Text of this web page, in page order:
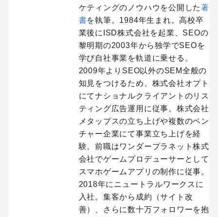
ケティングのノウハウを公開した著
書を執筆。1984年生まれ。高校卒
業後にISD株式会社を起業、SEOの
黎明期の2003年から独学でSEOを
学び自社事業を軌道に乗せる。
2009年よりSEO以外のSEM全般の
知見をつけるため、株式会社オプト
にてナショナルクライアントのリス
ティング広告運用に従事。株式会社
メタップスの立ち上げや複数のベン
チャー企業にて事業立ち上げを経
験。前職はワンダープラネット株式
会社でゲームプロデューサーとして
スマホゲームアプリの制作に従事。
2018年にニュートラルワークスに
入社。集客から成約（サイト改
善）、さらに数十万フォロワーを抱